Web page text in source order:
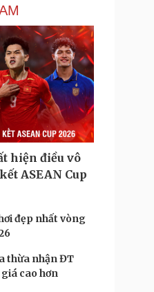
hiện điều vô
ASEAN Cup
đẹp nhất vòng
thừa nhận ĐT
cao hơn